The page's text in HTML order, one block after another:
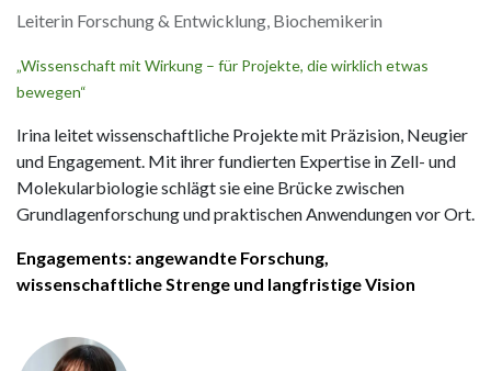
Leiterin Forschung & Entwicklung, Biochemikerin
„Wissenschaft mit Wirkung – für Projekte, die wirklich etwas
bewegen“
Irina leitet wissenschaftliche Projekte mit Präzision, Neugier
und Engagement. Mit ihrer fundierten Expertise in Zell- und
Molekularbiologie schlägt sie eine Brücke zwischen
Grundlagenforschung und praktischen Anwendungen vor Ort.
Engagements: angewandte Forschung,
wissenschaftliche Strenge und langfristige Vision